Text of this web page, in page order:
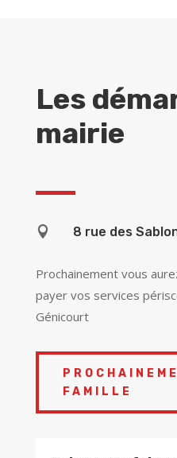
Les
mairie
 8 rue des
Prochainement vous
payer vos services
Génicourt
FAMILLE